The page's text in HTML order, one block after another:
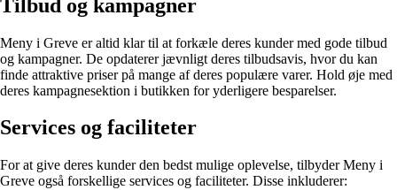
Tilbud og kampagner
Meny i Greve er altid klar til at forkæle deres kunder med gode tilbud
og kampagner. De opdaterer jævnligt deres tilbudsavis, hvor du kan
finde attraktive priser på mange af deres populære varer. Hold øje med
deres kampagnesektion i butikken for yderligere besparelser.
Services og faciliteter
For at give deres kunder den bedst mulige oplevelse, tilbyder Meny i
Greve også forskellige services og faciliteter. Disse inkluderer: